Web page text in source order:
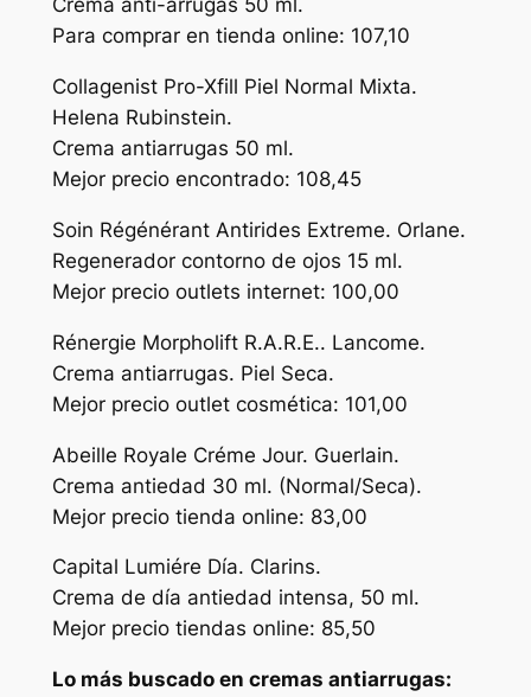
Crema anti-arrugas 50 ml.
Para comprar en tienda online: 107,10
Collagenist Pro-Xfill Piel Normal Mixta.
Helena Rubinstein.
Crema antiarrugas 50 ml.
Mejor precio encontrado: 108,45
Soin Régénérant Antirides Extreme. Orlane.
Regenerador contorno de ojos 15 ml.
Mejor precio outlets internet: 100,00
Rénergie Morpholift R.A.R.E.. Lancome.
Crema antiarrugas. Piel Seca.
Mejor precio outlet cosmética: 101,00
Abeille Royale Créme Jour. Guerlain.
Crema antiedad 30 ml. (Normal/Seca).
Mejor precio tienda online: 83,00
Capital Lumiére Día. Clarins.
Crema de día antiedad intensa, 50 ml.
Mejor precio tiendas online: 85,50
Lo más buscado en cremas antiarrugas: